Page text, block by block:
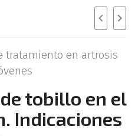
tratamiento en artrosis
tobillo en el
Indicaciones